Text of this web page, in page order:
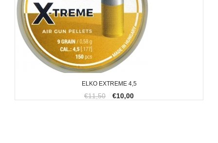
ELKO EXTREME 4,5
€11,50 €10,00